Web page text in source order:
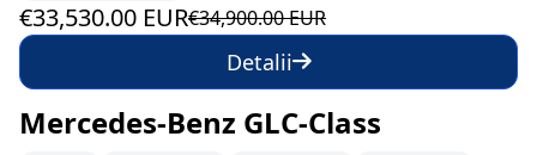
€33,530.00 EUR€34,900.00 EUR
Detalii
În stoc 695.5 EUR/lună
Mercedes-Benz GLC-Class